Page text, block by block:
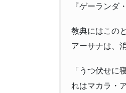
『ゲーランダ
教典にはこの
アーサナは、
「うつ伏せに
れはマカラ・